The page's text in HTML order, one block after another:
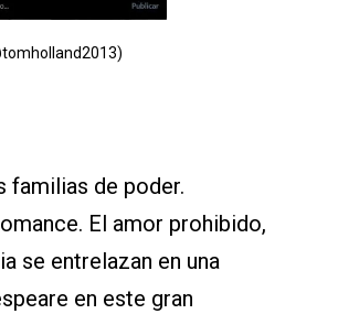
familias de poder.
El amor prohibido,
se entrelazan en una
en este gran